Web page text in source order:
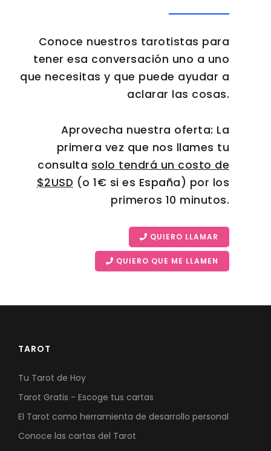
Conoce nuestros tarotistas para
tener esa conversación uno a uno
que necesitas y que puede ayudar a
aclarar las cosas.
Aprovecha nuestra oferta: La
primera vez que nos llames tu
consulta solo tendrá un costo de
$2USD (o 1€ si es España) por los
primeros 10 minutos.
QUIERO LLAMAR
QUIERO QUE ME LLAMEN
TAROT
Tu Tarot de Hoy
Tarot Gratis - Escoge tus cartas
El Tarot como herramienta de desarrollo personal
Conoce las cartas del Tarot